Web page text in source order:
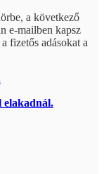
a következő
e-mailben kapsz
fizetős adásokat a
elakadnál.